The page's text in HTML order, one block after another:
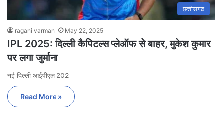
छत्तीसगढ
ragani varman May 22, 2025
IPL 2025: दिल्ली कैपिटल्स प्लेऑफ से बाहर, मुकेश कुमार
पर लगा जुर्माना
नई दिल्ली आईपीएल 202
Read More »